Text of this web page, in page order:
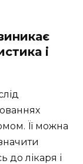
і
Її можна
до лікаря і